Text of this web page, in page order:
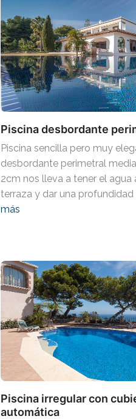
Piscina desbordante
Piscina sencilla pero muy
desbordante perimetral
2cm nos lleva a tener el agua
terraza y dar una profundidad
más
Piscina irregular con
automática